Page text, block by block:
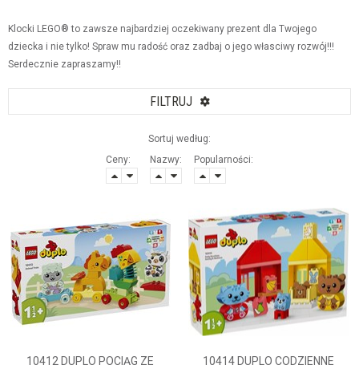
Klocki LEGO® to zawsze najbardziej oczekiwany prezent dla Twojego
dziecka i nie tylko! Spraw mu radość oraz zadbaj o jego własciwy rozwój!!!
Serdecznie zapraszamy!!
FILTRUJ
Sortuj według:
Ceny:
Nazwy: Popularności:
10412 DUPLO POCIĄG ZE
10414 DUPLO CODZIENNE